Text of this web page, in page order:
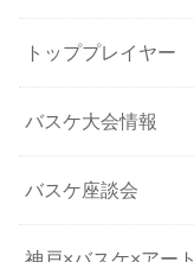
トッププレイヤー
バスケ大会情報
バスケ座談会